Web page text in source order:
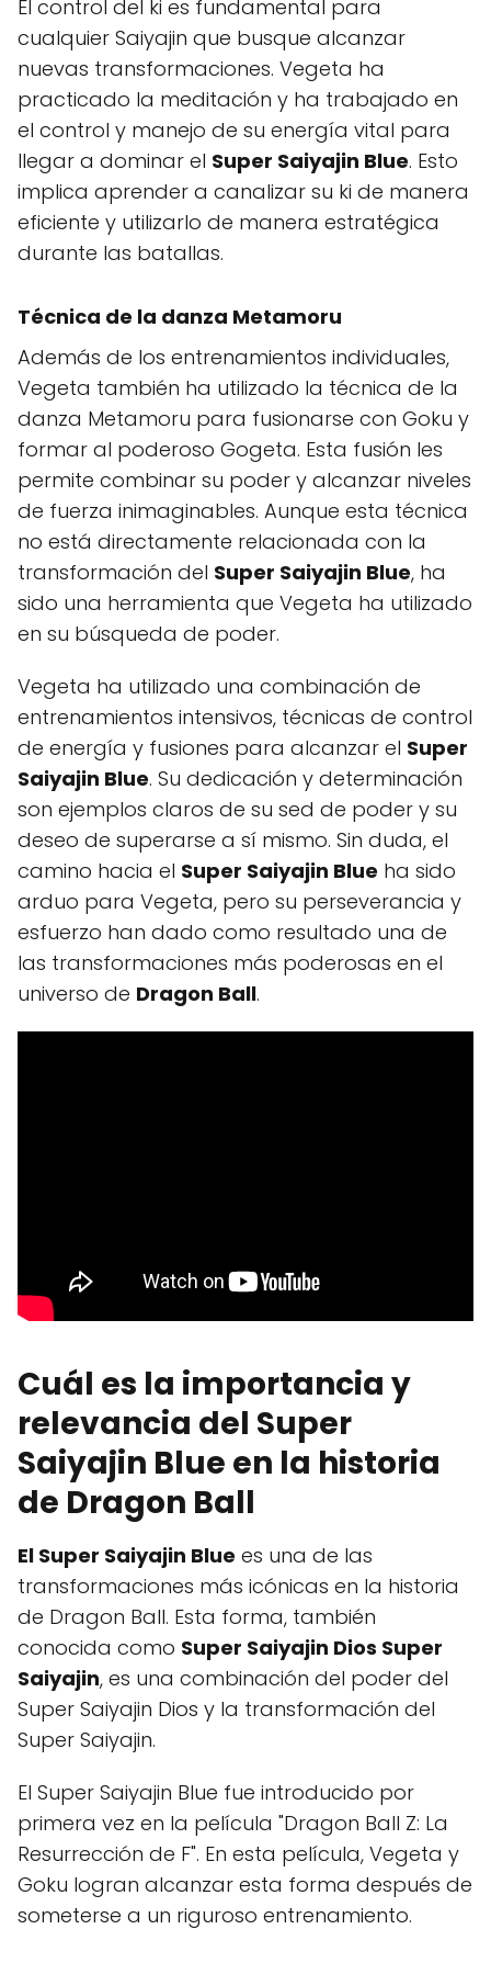
El control del ki es fundamental para
cualquier Saiyajin que busque alcanzar
nuevas transformaciones. Vegeta ha
practicado la meditación y ha trabajado en
el control y manejo de su energía vital para
llegar a dominar el Super Saiyajin Blue. Esto
implica aprender a canalizar su ki de manera
eficiente y utilizarlo de manera estratégica
durante las batallas.
Técnica de la danza Metamoru
Además de los entrenamientos individuales,
Vegeta también ha utilizado la técnica de la
danza Metamoru para fusionarse con Goku y
formar al poderoso Gogeta. Esta fusión les
permite combinar su poder y alcanzar niveles
de fuerza inimaginables. Aunque esta técnica
no está directamente relacionada con la
transformación del Super Saiyajin Blue, ha
sido una herramienta que Vegeta ha utilizado
en su búsqueda de poder.
Vegeta ha utilizado una combinación de
entrenamientos intensivos, técnicas de control
de energía y fusiones para alcanzar el Super
Saiyajin Blue. Su dedicación y determinación
son ejemplos claros de su sed de poder y su
deseo de superarse a sí mismo. Sin duda, el
camino hacia el Super Saiyajin Blue ha sido
arduo para Vegeta, pero su perseverancia y
esfuerzo han dado como resultado una de
las transformaciones más poderosas en el
universo de Dragon Ball.
Cuál es la importancia y
relevancia del Super
Saiyajin Blue en la historia
de Dragon Ball
El Super Saiyajin Blue es una de las
transformaciones más icónicas en la historia
de Dragon Ball. Esta forma, también
conocida como Super Saiyajin Dios Super
Saiyajin, es una combinación del poder del
Super Saiyajin Dios y la transformación del
Super Saiyajin.
El Super Saiyajin Blue fue introducido por
primera vez en la película "Dragon Ball Z: La
Resurrección de F". En esta película, Vegeta y
Goku logran alcanzar esta forma después de
someterse a un riguroso entrenamiento.